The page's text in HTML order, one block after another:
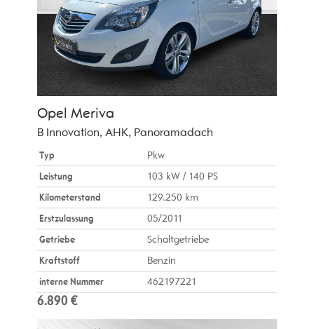
Opel Meriva
B Innovation, AHK, Panoramadach
Typ
Pkw
Leistung
103 kW / 140 PS
Kilometerstand
129.250 km
Erstzulassung
05/2011
Getriebe
Schaltgetriebe
Kraftstoff
Benzin
interne Nummer
462197221
6.890 €